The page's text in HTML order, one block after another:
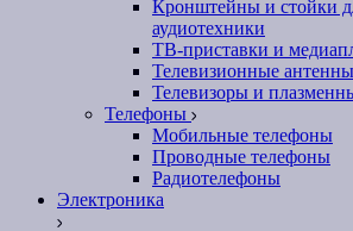
Кронштейны и стойки
аудиотехники
ТВ-приставки и
Телевизионные антенны
Телевизоры и
Телефоны
Мобильные телефоны
Проводные телефоны
Радиотелефоны
Электроника